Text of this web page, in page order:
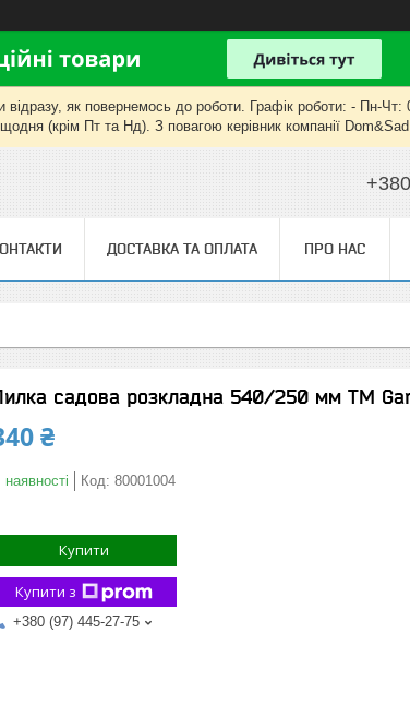
як повернемось до роботи. Графік роботи: - Пн-
(крім Пт та Нд). З повагою керівник компанії
ДОСТАВКА ТА ОПЛАТА ПРО НАС
садова розкладна 540/250 мм ТМ
₴
наявності Код: 80001004
Купити
Купити з
+380 (97) 445-27-75